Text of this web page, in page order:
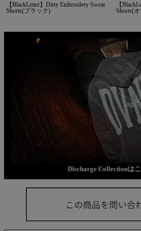
【BlackLetter】Dirty Embroidery Sweat
Shorts(ブラック)
【
Shorts(
Discharge Collectionは